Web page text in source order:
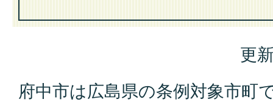
更
府中市は広島県の条例対象市町